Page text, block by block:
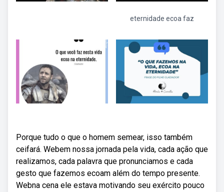
eternidade ecoa faz
Porque tudo o que o homem semear, isso também
ceifará. Webem nossa jornada pela vida, cada ação que
realizamos, cada palavra que pronunciamos e cada
gesto que fazemos ecoam além do tempo presente.
Webna cena ele estava motivando seu exército pouco